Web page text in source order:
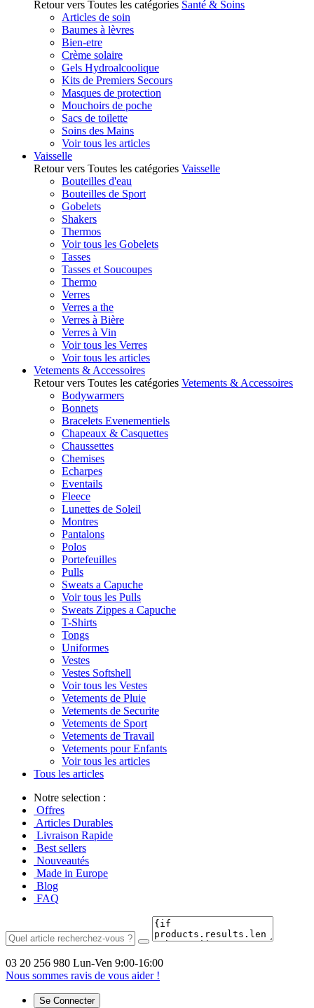
Retour vers Toutes les catégories Santé & Soins
Articles de soin
Baumes à lèvres
Bien-etre
Crème solaire
Gels Hydroalcoolique
Kits de Premiers Secours
Masques de protection
Mouchoirs de poche
Sacs de toilette
Soins des Mains
Voir tous les articles
Vaisselle
Retour vers Toutes les catégories Vaisselle
Bouteilles d'eau
Bouteilles de Sport
Gobelets
Shakers
Thermos
Voir tous les Gobelets
Tasses
Tasses et Soucoupes
Thermo
Verres
Verres a the
Verres à Bière
Verres à Vin
Voir tous les Verres
Voir tous les articles
Vetements & Accessoires
Retour vers Toutes les catégories Vetements & Accessoires
Bodywarmers
Bonnets
Bracelets Evenementiels
Chapeaux & Casquettes
Chaussettes
Chemises
Echarpes
Eventails
Fleece
Lunettes de Soleil
Montres
Pantalons
Polos
Portefeuilles
Pulls
Sweats a Capuche
Voir tous les Pulls
Sweats Zippes a Capuche
T-Shirts
Tongs
Uniformes
Vestes
Vestes Softshell
Voir tous les Vestes
Vetements de Pluie
Vetements de Securite
Vetements de Sport
Vetements de Travail
Vetements pour Enfants
Voir tous les articles
Tous les articles
Notre selection :
Offres
Articles Durables
Livraison Rapide
Best sellers
Nouveautés
Made in Europe
Blog
FAQ
03 20 256 980 Lun-Ven 9:00-16:00
Nous sommes ravis de vous aider !
Se Connecter